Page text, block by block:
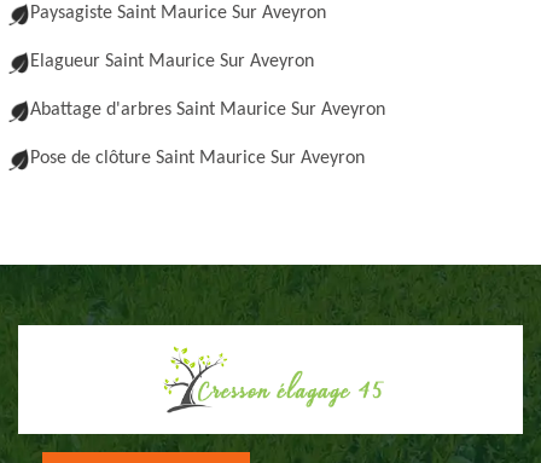
Paysagiste Saint Maurice Sur Aveyron
Elagueur Saint Maurice Sur Aveyron
Abattage d'arbres Saint Maurice Sur Aveyron
Pose de clôture Saint Maurice Sur Aveyron